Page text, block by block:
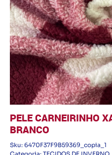
PELE CARNEIRINHO
BRANCO
Sku: 6470F37F9B59369_copia_1